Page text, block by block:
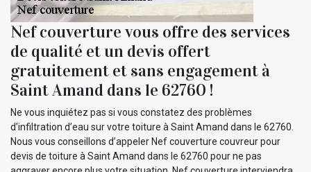
Nef couverture vous offre des services
de qualité et un devis offert
gratuitement et sans engagement à
Saint Amand dans le 62760 !
Ne vous inquiétez pas si vous constatez des problèmes
d’infiltration d’eau sur votre toiture à Saint Amand dans le 62760.
Nous vous conseillons d’appeler Nef couverture couvreur pour
devis de toiture à Saint Amand dans le 62760 pour ne pas